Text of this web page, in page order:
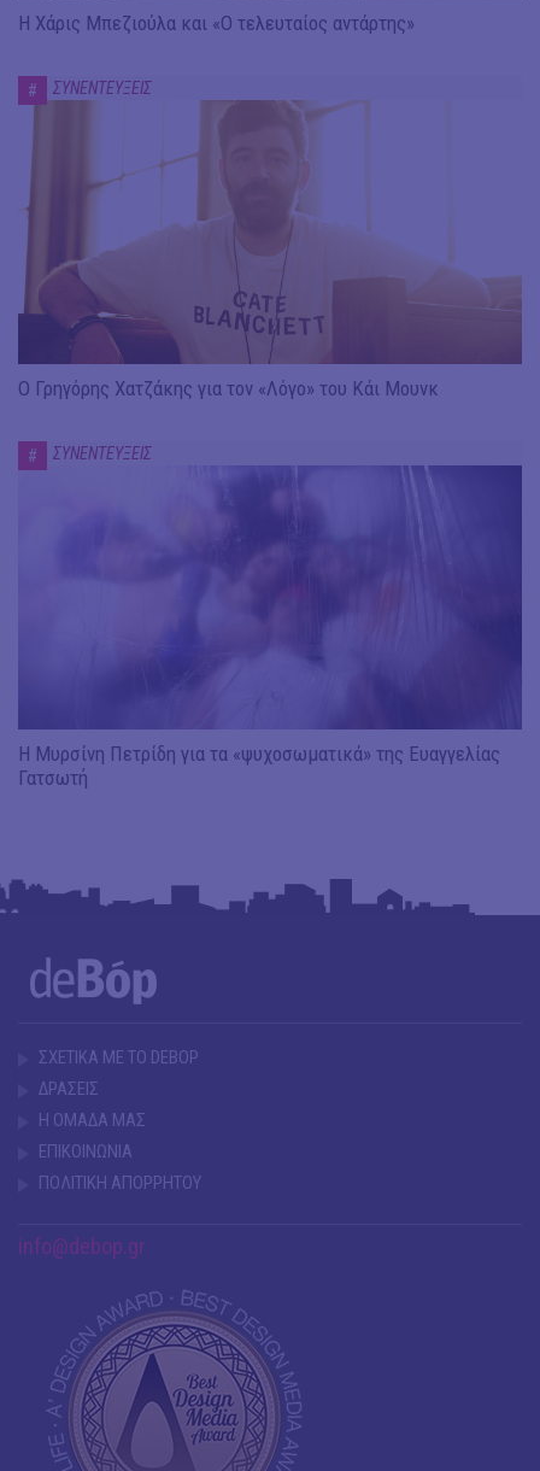
Η Χάρις Μπεζιούλα και «Ο τελευταίος αντάρτης»
# ΣΥΝΕΝΤΕΥΞΕΙΣ
Ο Γρηγόρης Χατζάκης για τον «Λόγο» του Κάι Μουνκ
# ΣΥΝΕΝΤΕΥΞΕΙΣ
Η Μυρσίνη Πετρίδη για τα «ψυχοσωματικά» της Ευαγγελίας
Γατσωτή
ΣΧΕΤΙΚΑ ΜΕ ΤΟ DEBOP
ΔΡΑΣΕΙΣ
Η ΟΜΑΔΑ ΜΑΣ
ΕΠΙΚΟΙΝΩΝΙΑ
ΠΟΛΙΤΙΚΗ ΑΠΟΡΡΗΤΟΥ
info@debop.gr